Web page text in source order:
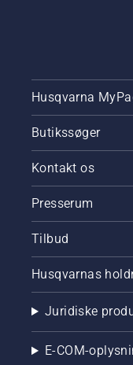
Husqvarna
Butikssøger
Kontakt os
Presserum
Tilbud
Husqvarnas
Juridiske
E-COM-